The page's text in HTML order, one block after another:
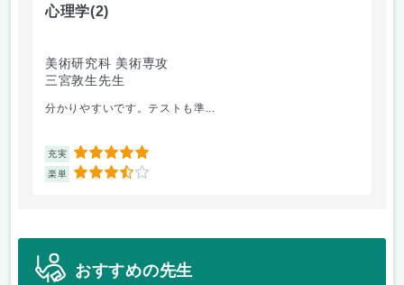
心理学(2)
美術研究科 美術専攻
三宮敦生先生
分かりやすいです。テストも準...
充実 5
楽単 3.5
おすすめの先生